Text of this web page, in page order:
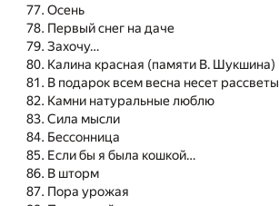
Осень
Первый снег на даче
Захочу…
Калина красная (памяти В. Шукшина)
В подарок всем весна несет рассветы
Камни натуральные люблю
Сила мысли
Бессонница
Если бы я была кошкой…
В шторм
Пора урожая